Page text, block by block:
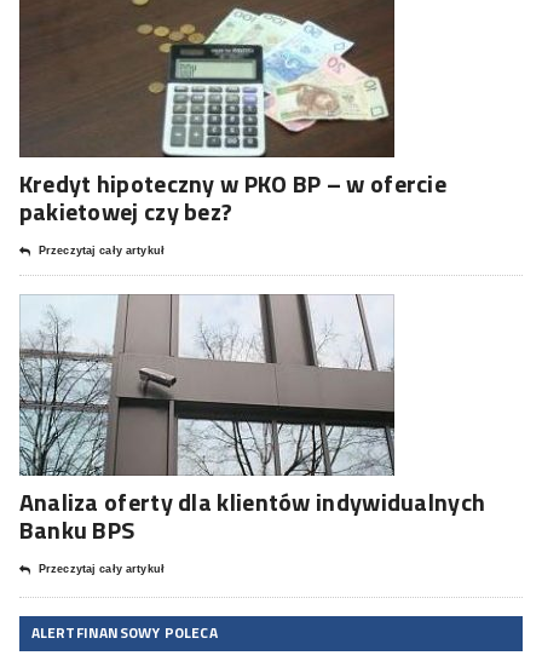
Kredyt hipoteczny w PKO BP – w ofercie
pakietowej czy bez?
Przeczytaj cały artykuł
Analiza oferty dla klientów indywidualnych
Banku BPS
Przeczytaj cały artykuł
ALERTFINANSOWY POLECA